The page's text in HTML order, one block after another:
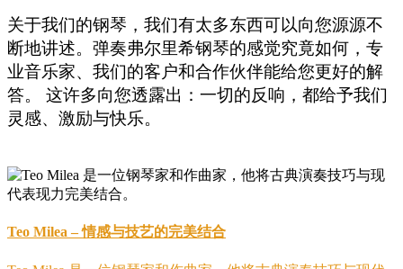
关于我们的钢琴，我们有太多东西可以向您源源不
断地讲述。弹奏弗尔里希钢琴的感觉究竟如何，专
业音乐家、我们的客户和合作伙伴能给您更好的解
答。
这许多向您透露出：一切的反响，都给予我们
灵感、激励与快乐。
Teo Milea – 情感与技艺的完美结合